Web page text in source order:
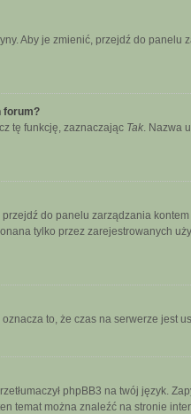
Aby je zmienić, przejdź do
forum?
tę funkcję, zaznaczając Tak. Nazwa
do panelu zarządzania
tylko przez zarejestrowanych
to, że czas na serwerze jest
phpBB3 na twój język.
temat można znaleźć na stronie